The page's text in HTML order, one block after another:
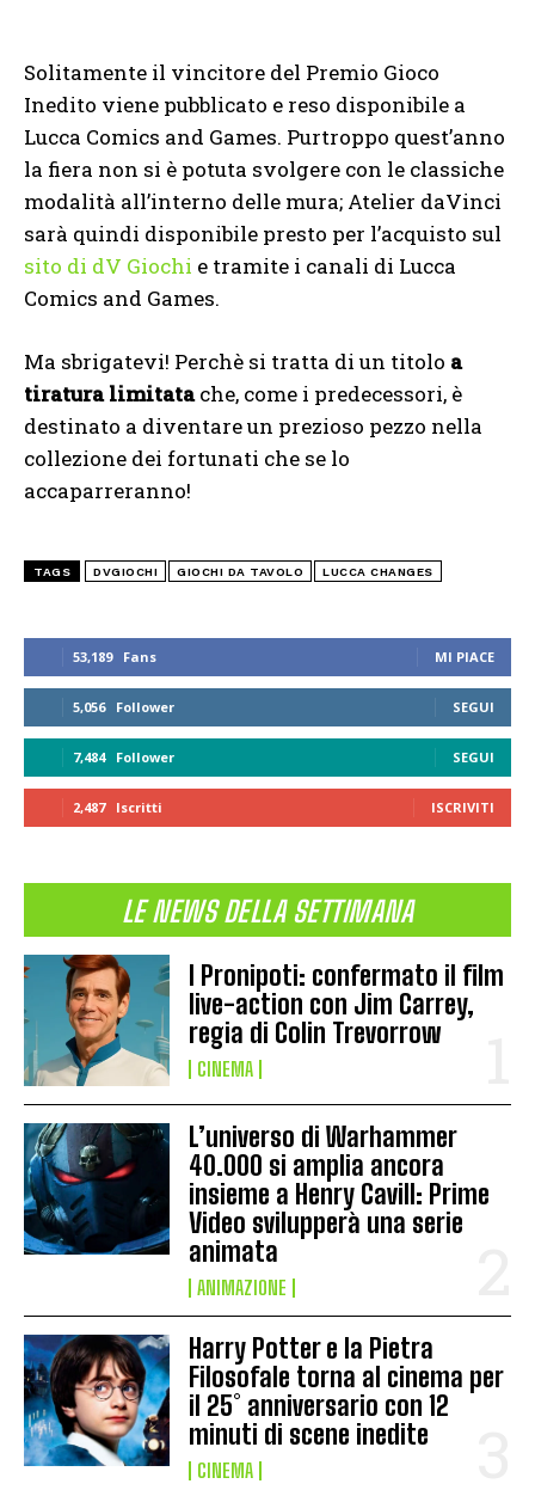
53,189 Fans MI PIACE
5,056 Follower SEGUI
7,484 Follower SEGUI
2,487 Iscritti ISCRIVITI
LE NEWS DELLA SETTIMANA
I Pronipoti: confermato il film
live-action con Jim Carrey,
regia di Colin Trevorrow
CINEMA
L’universo di Warhammer
40.000 si amplia ancora
insieme a Henry Cavill: Prime
Video svilupperà una serie
animata
ANIMAZIONE
Harry Potter e la Pietra
Filosofale torna al cinema per
il 25° anniversario con 12
minuti di scene inedite
CINEMA
Solitamente il vincitore del Premio Gioco
Inedito viene pubblicato e reso disponibile a
Lucca Comics and Games. Purtroppo quest’anno
la fiera non si è potuta svolgere con le classiche
modalità all’interno delle mura; Atelier daVinci
sarà quindi disponibile presto per l’acquisto sul
sito di dV Giochi e tramite i canali di Lucca
Comics and Games.
Ma sbrigatevi! Perchè si tratta di un titolo a
tiratura limitatache, come i predecessori, è
destinato a diventare un prezioso pezzo nella
collezione dei fortunati che se lo
accaparreranno!
TAGS DVGIOCHI GIOCHI DA TAVOLO LUCCA CHANGES